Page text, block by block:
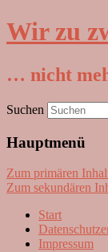
Wir zu
… nicht
Suchen
Hauptmenü
Zum primären
Zum sekundären
Start
Impressum